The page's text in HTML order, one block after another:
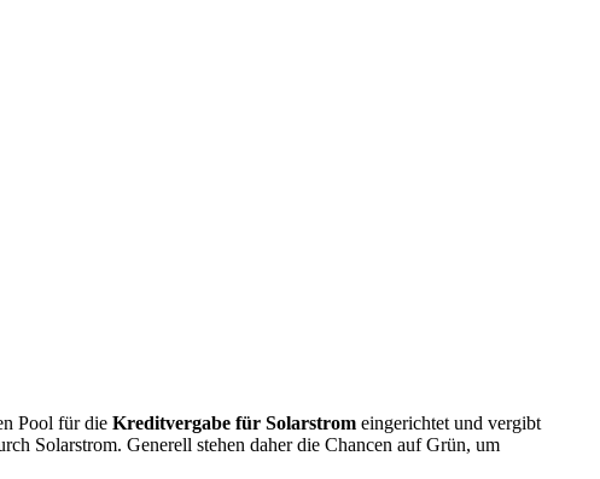
Pool für die Kreditvergabe für Solarstrom eingerichtet und vergibt
Solarstrom. Generell stehen daher die Chancen auf Grün, um